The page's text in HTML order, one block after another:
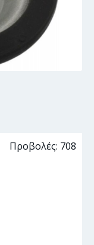
Προβολές: 708